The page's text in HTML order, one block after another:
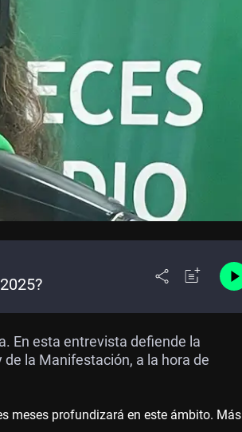
En esta entrevista defiende la
la Manifestación, a la hora de
meses profundizará en este ámbito. Más